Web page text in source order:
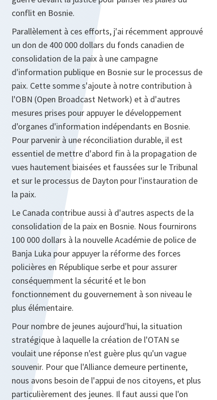
conflit en Bosnie.
Parallèlement à ces efforts, j'ai récemment approuvé
un don de 400 000 dollars du fonds canadien de
consolidation de la paix à une campagne
d'information publique en Bosnie sur le processus de
paix. Cette somme s'ajoute à notre contribution à
l'OBN (Open Broadcast Network) et à d'autres
mesures prises pour appuyer le développement
d'organes d'information indépendants en Bosnie.
Pour parvenir à une réconciliation durable, il est
essentiel de mettre d'abord fin à la propagation de
vues hautement biaisées et faussées sur le Tribunal
et sur le processus de Dayton pour l'instauration de
la paix.
Le Canada contribue aussi à d'autres aspects de la
consolidation de la paix en Bosnie. Nous fournirons
100 000 dollars à la nouvelle Académie de police de
Banja Luka pour appuyer la réforme des forces
policières en République serbe et pour assurer
conséquemment la sécurité et le bon
fonctionnement du gouvernement à son niveau le
plus élémentaire.
Pour nombre de jeunes aujourd'hui, la situation
stratégique à laquelle la création de l'OTAN se
voulait une réponse n'est guère plus qu'un vague
souvenir. Pour que l'Alliance demeure pertinente,
nous avons besoin de l'appui de nos citoyens, et plus
particulièrement des jeunes. Il faut aussi que l'on